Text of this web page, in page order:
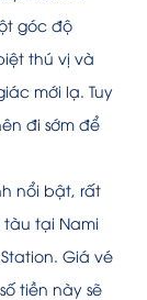
góc độ
thú vị và
mới lạ. Tuy
đi sớm để
nổi bật, rất
tại Nami
Giá vé
tiền này sẽ